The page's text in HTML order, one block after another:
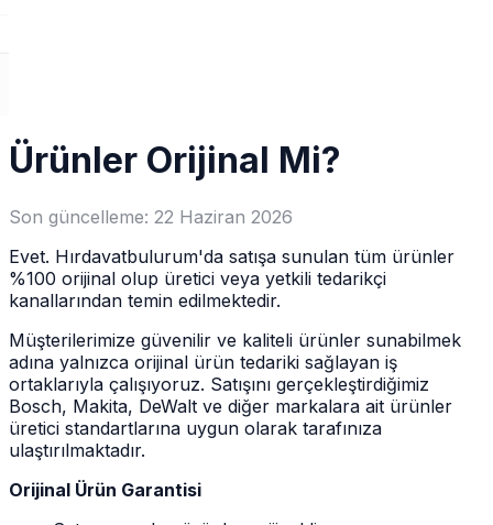
Ürünler Orijinal Mi?
Son güncelleme: 22 Haziran 2026
Evet. Hırdavatbulurum'da satışa sunulan tüm ürünler
%100 orijinal olup üretici veya yetkili tedarikçi
kanallarından temin edilmektedir.
Müşterilerimize güvenilir ve kaliteli ürünler sunabilmek
adına yalnızca orijinal ürün tedariki sağlayan iş
ortaklarıyla çalışıyoruz. Satışını gerçekleştirdiğimiz
Bosch, Makita, DeWalt ve diğer markalara ait ürünler
üretici standartlarına uygun olarak tarafınıza
ulaştırılmaktadır.
Orijinal Ürün Garantisi